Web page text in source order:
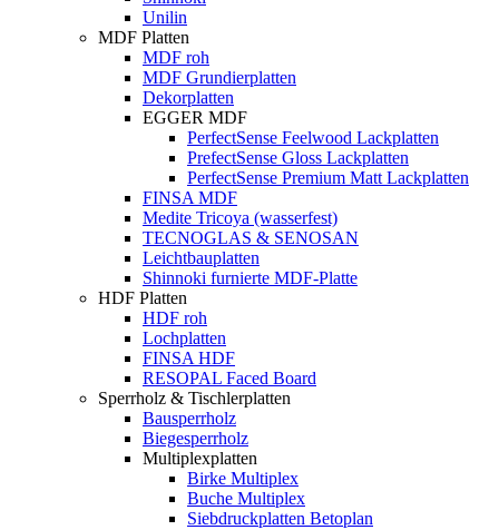
Unilin
MDF Platten
MDF roh
MDF Grundierplatten
Dekorplatten
EGGER MDF
PerfectSense Feelwood Lackplatten
PrefectSense Gloss Lackplatten
PerfectSense Premium Matt Lackplatten
FINSA MDF
Medite Tricoya (wasserfest)
TECNOGLAS & SENOSAN
Leichtbauplatten
Shinnoki furnierte MDF-Platte
HDF Platten
HDF roh
Lochplatten
FINSA HDF
RESOPAL Faced Board
Sperrholz & Tischlerplatten
Bausperrholz
Biegesperrholz
Multiplexplatten
Birke Multiplex
Buche Multiplex
Siebdruckplatten Betoplan